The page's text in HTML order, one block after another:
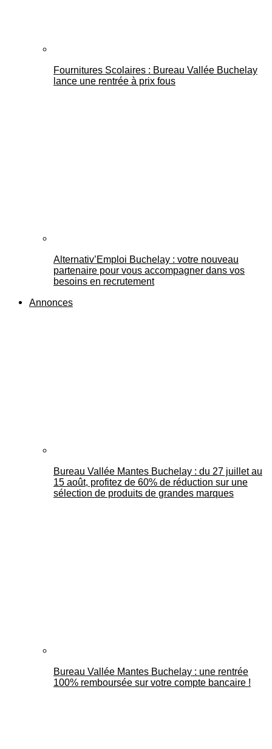
Fournitures Scolaires : Bureau Vallée Buchelay
lance une rentrée à prix fous
Alternativ’Emploi Buchelay : votre nouveau
partenaire pour vous accompagner dans vos
besoins en recrutement
Annonces
Bureau Vallée Mantes Buchelay : du 27 juillet au
15 août, profitez de 60% de réduction sur une
sélection de produits de grandes marques
Bureau Vallée Mantes Buchelay : une rentrée
100% remboursée sur votre compte bancaire !